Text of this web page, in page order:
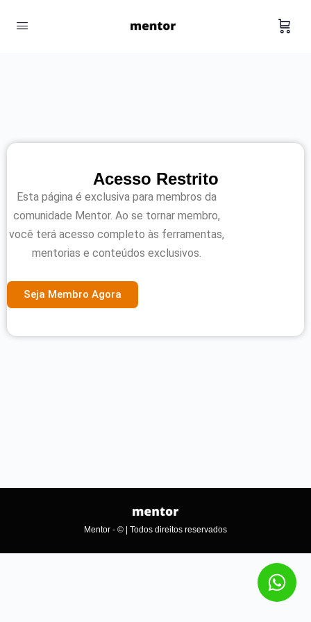
Acesso Restrito
Esta página é exclusiva para membros da
comunidade Mentor. Ao se tornar membro,
você terá acesso completo às ferramentas,
mentorias e conteúdos exclusivos.
Seja Membro Agora
Mentor - © | Todos direitos reservados